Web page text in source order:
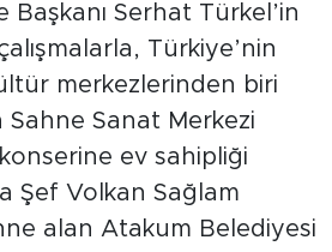
Serhat Türkel’in
çalışmalarla, Türkiye’nin
merkezlerinden biri
Sanat Merkezi
konserine ev sahipliği
Şef Volkan Sağlam
alan Atakum Belediyesi